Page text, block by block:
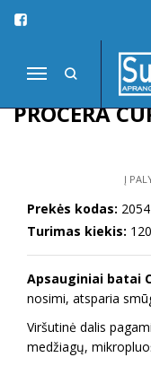
Navigacija
Pagrindinis
Apsauginiai darbo batai
PROCERA
Į
Prekės kodas: 2054
Turimas kiekis: 120
Apsauginiai batai
nosimi, atsparia
Viršutinė dalis
medžiagų,